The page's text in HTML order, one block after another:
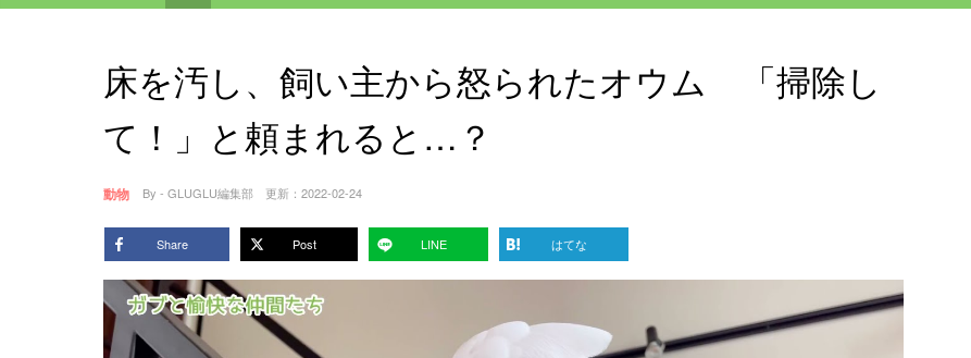
床を汚し、飼い主から怒られたオウム 「掃除し
て！」と頼まれると…？
動物 By - GLUGLU編集部 更新： 2022-02-24
Share Post LINE はてな